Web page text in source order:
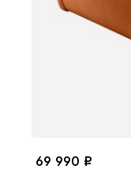
69 990